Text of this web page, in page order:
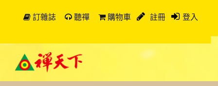
訂雜誌 聽禪 購物車 註冊 登入